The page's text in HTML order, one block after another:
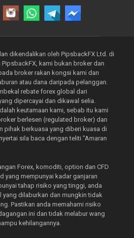
dikendalikan oleh PipsbackFX Ltd. di
kami bukan broker dan
broker rakan kongsi kami dan
atau dana daripada pelanggan.
rebate forex global dari
dipercayai dan dikawal selia.
keutamaan kami, sebab itu kami
berlesen (regulated broker) dan
pihak berkuasa yang diberi kuasa di
sila baca dengan teliti "Amaran
Forex, komoditi, option dan CFD
yang mempunyai kadar ganjaran
tahap risiko yang tinggi, anda
dilaburkan dan mungkin tidak
Pastikan anda memahami risiko
ini dan tidak melabur wang
kehilangannya.